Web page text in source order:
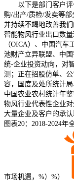
以下是部门客户评
购/出产/质检/发卖等部
并持续不竭地改善我们
智能物风行业出口数
（OICA）、中国汽
池财产立异联盟、中
统-企业投资动向，对
测；正在招股仿单、
容，国度及处所统计
中国农业农村统计年
物风行业代表性企业
大量企业及客户的承
图表20：2018-2024
市场机遇，%）%）